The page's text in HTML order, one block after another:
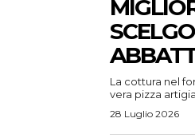
La cottura nel
vera pizza
28 Luglio 2026